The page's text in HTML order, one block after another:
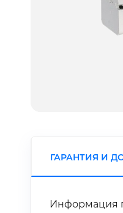
ГАРАНТИЯ И
Информация